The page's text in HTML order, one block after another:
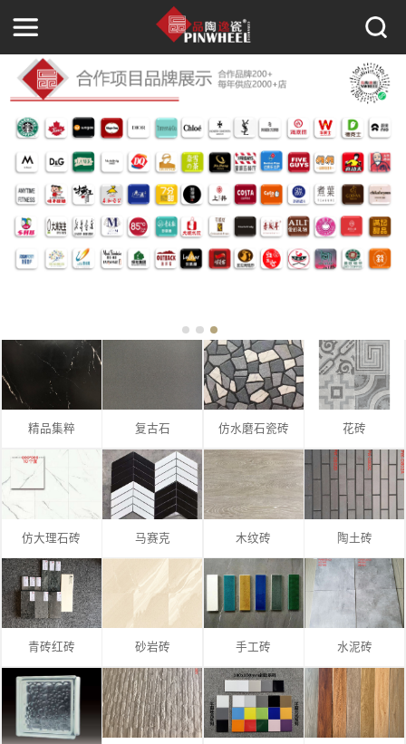
精品集粹 复古石 仿水磨石瓷砖 花砖
仿大理石砖 马赛克 木纹砖 陶土砖
青砖红砖 砂岩砖 手工砖 水泥砖